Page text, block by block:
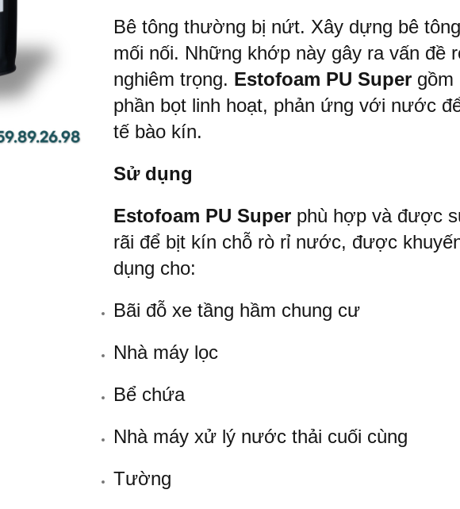
CÁC
PHẨM
DENKA
SỬA
CHỮA
KEO
LÔNG
BẢO
MẶT
Bê tông thường bị nứt. Xây dựng bê
mối nối. Những khớp này gây ra vấn đề
nghiêm trọng. Estofoam PU Super gồm
phần bọt linh hoạt, phản ứng với nước
tế bào kín.
Sử dụng
Estofoam PU Superphù hợp và được
rãi để bịt kín chỗ rò rỉ nước, được
dụng cho:
Bãi đỗ xe tầng hầm chung cư
Nhà máy lọc
Bể chứa
Nhà máy xử lý nước thải cuối cùng
Tường